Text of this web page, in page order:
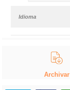
Idioma
Archivar